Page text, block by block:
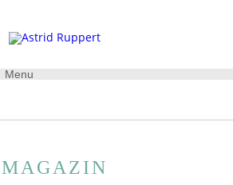
Menu
MAGAZIN